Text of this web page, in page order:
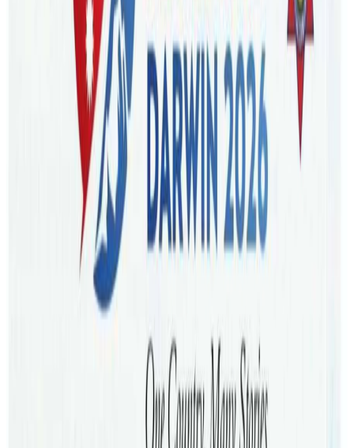
पर्यटन प्रवर्धनमा योगदान दिने बताउनुभएको हो ।
कम्पनीका प्रबन्ध निर्देशक न्यौपानेले स्थापनाका १५ वर्ष पुरा गर्दैगर्दा
बुद्ध ट्राभल्स एण्ड टुर्सले अष्ट्रेलिया–नेपाल उडानको टिकेटिङका साथै
नेपालमा पर्यटक प्रवर्धन गराउन, नेपालका पर्यटकिय क्षेत्रहरुको
प्रसार–प्रसारमा विशेष भुमिका खेलेको नेपाल ट्यु्बलाई जानकारि
दिनुभयो । ट्राभलले वार्षिक ९ देखी १२ हजार यात्रुको उडानमा साथ
दिएको, यो उडानका क्रममा वार्षिक एक हजार हाराहारि पर्यटक नेपाल
भ्रमणमा पठाउन सफल भएको उहाँले बताउनुभयो । सरकार र पर्यटन
व्यवसायीले नेपालका पर्यटकिय क्षेत्र, प्रकृतिक गन्तब्यहरुको समय
सापेक्ष प्रचार प्रसार गर्न नसकिरहेको समयमा अष्ट्रेलियन र अष्ट्रेलियाहुँदै
अन्य देशको भ्रमण गर्न चाहाने पर्यटकलाई नेपाल भित्राउन भुमिका
खेल्दैआएको न्यौपाने बताउनुहुन्छ ।
आफ्नो स्थापनाको १४ औँ वर्ष पुरा गरेर १५ औँ वर्षमा प्रवेश गरेको बुद्ध
ट्राभल्स एण्ड टुर्सले शैक्षिक, स्वास्थ्य अनि समाजसेवाका लागि नेपाल